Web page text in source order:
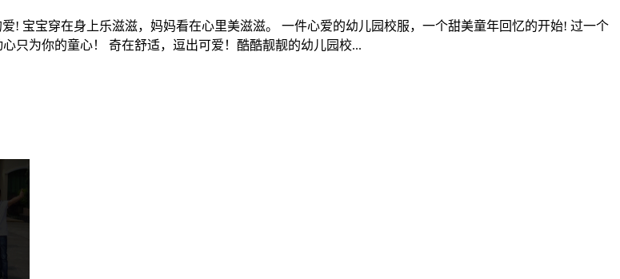
! 宝宝穿在身上乐滋滋，妈妈看在心里美滋滋。 一件心爱的幼儿园校服，一个甜美童年回忆的开始! 过一个
只为你的童心！ 奇在舒适，逗出可爱！酷酷靓靓的幼儿园校...